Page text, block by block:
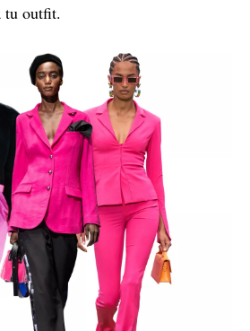
tu outfit.